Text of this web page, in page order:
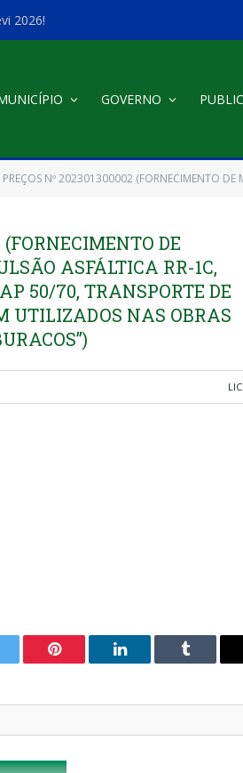
2026!
GOVERNO
(FORNECIMENTO DE MATERIAIS ASFÁLTICOS DO TIPO EMULSÃO ASFÁLTICA RR-1C, CIMENTO
DE
ASFÁLTICA RR-1C,
50/70, TRANSPORTE DE
UTILIZADOS NAS OBRAS
Pinterest LinkedIn Tumblr